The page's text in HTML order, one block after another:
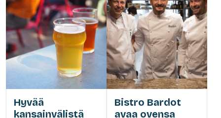
Hyvää
kansainvälistä
Bistro Bardot
avaa ovensa